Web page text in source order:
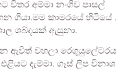
විතර අම්මා නංගිව පාසල්
ගියා.මම කාමරයේ හිටියේ .
ශබ්දයක් ඇසුනා.
ඇවිත් වහලා රෙගුයුලේටරය
දැම්මා. ගෑස් ලිප විනාශ